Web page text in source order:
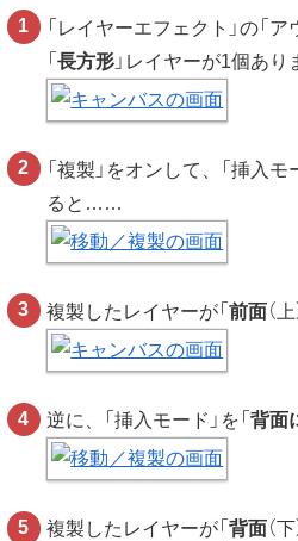
「レイヤーエフェクト」の「
「長方形 」レイヤーが1個あり
「複製」をオンして、「挿入モ
ると……
複製したレイヤーが「前面（
逆に、「挿入モード」を「背面
複製したレイヤーが「背面（